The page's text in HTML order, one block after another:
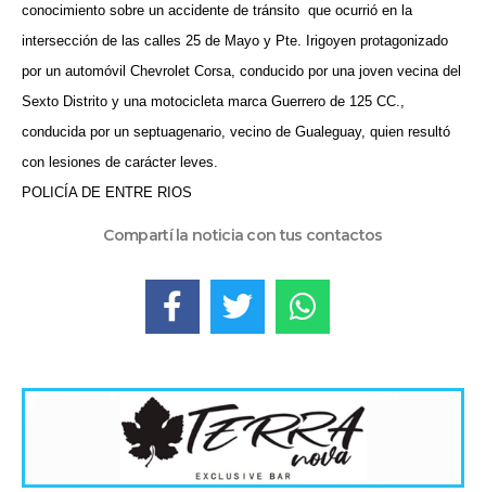
conocimiento sobre un accidente de tránsito que ocurrió en la
intersección de las calles 25 de Mayo y Pte. Irigoyen protagonizado
por un automóvil Chevrolet Corsa, conducido por una joven vecina del
Sexto Distrito y una motocicleta marca Guerrero de 125 CC.,
conducida por un septuagenario, vecino de Gualeguay, quien resultó
con lesiones de carácter leves.
POLICÍA DE ENTRE RIOS
Compartí la noticia con tus contactos